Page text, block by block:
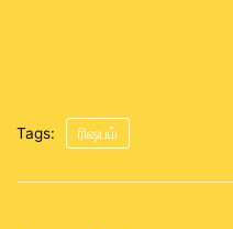
Tags: ரிஷபம்